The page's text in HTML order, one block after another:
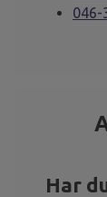
046-
Har